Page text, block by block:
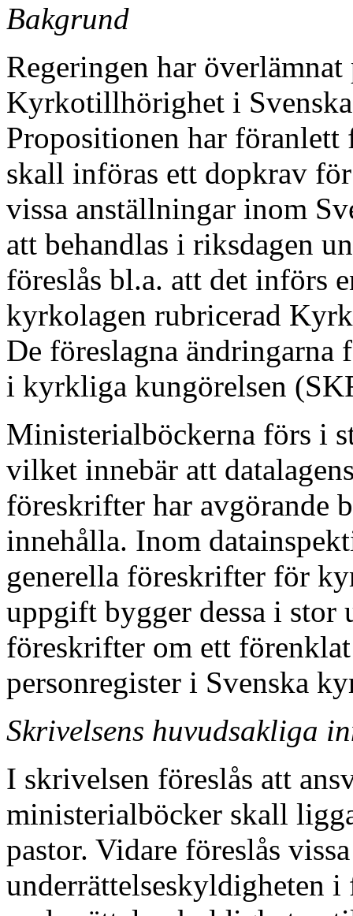
Bakgrund
Regeringen har
Kyrkotillhörighet i
Propositionen har föranlett
skall införas ett dopkrav
vissa anställningar inom
att behandlas i riksdagen
föreslås bl.a. att det införs
kyrkolagen rubricerad
De föreslagna ändringarna
i kyrkliga kungörelsen
Ministerialböckerna förs i
vilket innebär att
föreskrifter har avgörande
innehålla. Inom
generella föreskrifter för
uppgift bygger dessa i stor
föreskrifter om ett
personregister i Svenska
Skrivelsens huvudsakliga
I skrivelsen föreslås att
ministerialböcker skall
pastor. Vidare föreslås
underrättelseskyldigheten i